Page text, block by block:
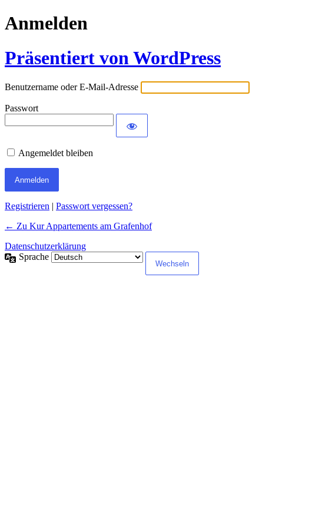
Anmelden
Präsentiert von WordPress
Benutzername oder E-Mail-Adresse
Passwort
Angemeldet bleiben
Registrieren | Passwort vergessen?
← Zu Kur Appartements am Grafenhof
Datenschutzerklärung
Sprache